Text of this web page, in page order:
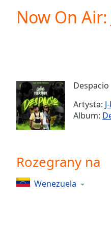
Current
Time0:00
Stream
TypeLIVE
Seek to
live,
currently
Time-
Now On
Despacio
Artysta:
Album:
Rozegrany na
Wenezuela